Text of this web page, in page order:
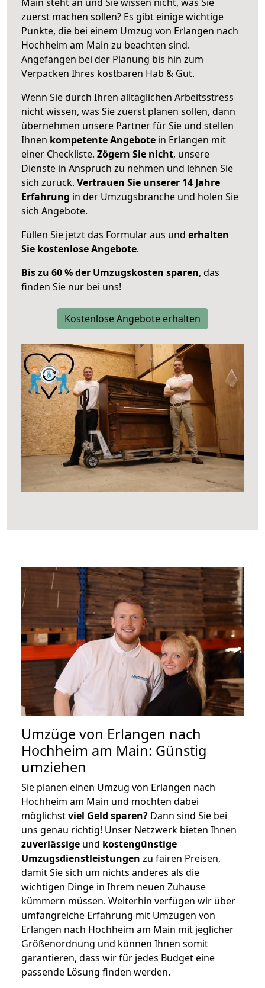
zuerst machen sollen? Es gibt einige wichtige
Punkte, die bei einem Umzug von Erlangen nach
Hochheim am Main zu beachten sind.
Angefangen bei der Planung bis hin zum
Verpacken Ihres kostbaren Hab & Gut.
Wenn Sie durch Ihren alltäglichen Arbeitsstress
nicht wissen, was Sie zuerst planen sollen, dann
übernehmen unsere Partner für Sie und stellen
Ihnen kompetente Angebote in Erlangen mit
einer Checkliste. Zögern Sie nicht, unsere
Dienste in Anspruch zu nehmen und lehnen Sie
sich zurück. Vertrauen Sie unserer 14 Jahre
Erfahrung in der Umzugsbranche und holen Sie
sich Angebote.
Füllen Sie jetzt das Formular aus und erhalten
Sie kostenlose Angebote.
Bis zu 60 % der Umzugskosten sparen, das
finden Sie nur bei uns!
Kostenlose Angebote erhalten
Umzüge von Erlangen nach
Hochheim am Main: Günstig
umziehen
Sie planen einen Umzug von Erlangen nach
Hochheim am Main und möchten dabei
möglichstviel Geld sparen? Dann sind Sie bei
uns genau richtig! Unser Netzwerk bieten Ihnen
zuverlässige und kostengünstige
Umzugsdienstleistungen zu fairen Preisen,
damit Sie sich um nichts anderes als die
wichtigen Dinge in Ihrem neuen Zuhause
kümmern müssen. Weiterhin verfügen wir über
umfangreiche Erfahrung mit Umzügen von
Erlangen nach Hochheim am Main mit jeglicher
Größenordnung und können Ihnen somit
garantieren, dass wir für jedes Budget eine
passende Lösung finden werden.